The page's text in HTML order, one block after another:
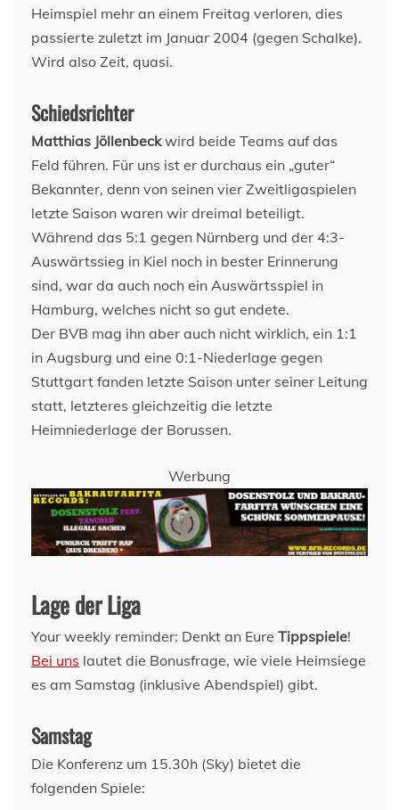
Heimspiel mehr an einem Freitag verloren, dies
passierte zuletzt im Januar 2004 (gegen Schalke).
Wird also Zeit, quasi.
Schiedsrichter
Matthias Jöllenbeckwird beide Teams auf das
Feld führen. Für uns ist er durchaus ein „guter“
Bekannter, denn von seinen vier Zweitligaspielen
letzte Saison waren wir dreimal beteiligt.
Während das 5:1 gegen Nürnberg und der 4:3-
Auswärtssieg in Kiel noch in bester Erinnerung
sind, war da auch noch ein Auswärtsspiel in
Hamburg, welches nicht so gut endete.
Der BVB mag ihn aber auch nicht wirklich, ein 1:1
in Augsburg und eine 0:1-Niederlage gegen
Stuttgart fanden letzte Saison unter seiner Leitung
statt, letzteres gleichzeitig die letzte
Heimniederlage der Borussen.
Werbung
Lage der Liga
Your weekly reminder: Denkt an Eure Tippspiele!
Bei uns lautet die Bonusfrage, wie viele Heimsiege
es am Samstag (inklusive Abendspiel) gibt.
Samstag
Die Konferenz um 15.30h (Sky) bietet die
folgenden Spiele: